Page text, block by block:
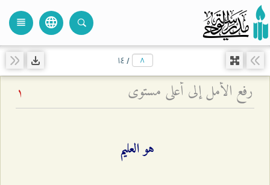
language
view_headline
/ ۱٤
رفع الأمل إلى أعلى مستوى 1
هو العليم